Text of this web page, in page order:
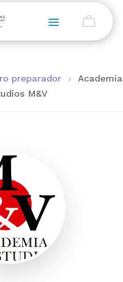
preparador ›
Academia
M&V